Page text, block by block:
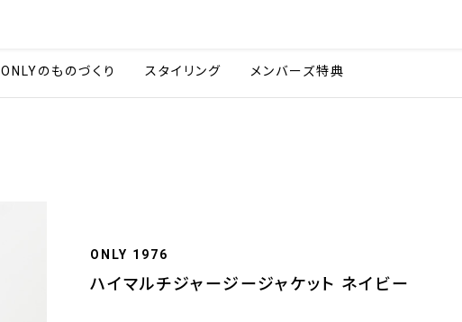
ONLYのものづくり スタイリング メンバーズ特典
ONLY 1976
ハイマルチジャージージャケット ネイビー